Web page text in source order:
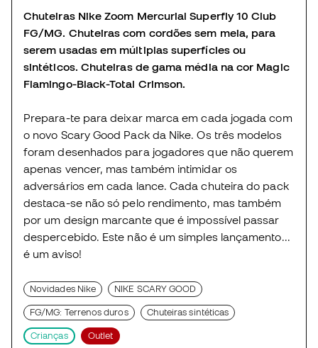
Chuteiras Nike Zoom Mercurial Superfly 10 Club
FG/MG. Chuteiras com cordões sem meia, para
serem usadas em múltiplas superfícies ou
sintéticos. Chuteiras de gama média na cor Magic
Flamingo-Black-Total Crimson.
Prepara-te para deixar marca em cada jogada com
o novo Scary Good Pack da Nike. Os três modelos
foram desenhados para jogadores que não querem
apenas vencer, mas também intimidar os
adversários em cada lance. Cada chuteira do pack
destaca-se não só pelo rendimento, mas também
por um design marcante que é impossível passar
despercebido. Este não é um simples lançamento...
é um aviso!
Novidades Nike NIKE SCARY GOOD
FG/MG: Terrenos duros Chuteiras sintéticas
Crianças Outlet